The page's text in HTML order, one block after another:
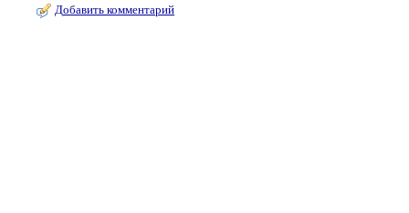
Добавить комментарий